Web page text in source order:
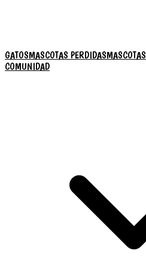
GATOSMASCOTAS PERDIDAS
COMUNIDAD